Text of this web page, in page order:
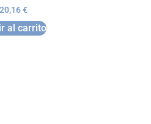
€
al carrito